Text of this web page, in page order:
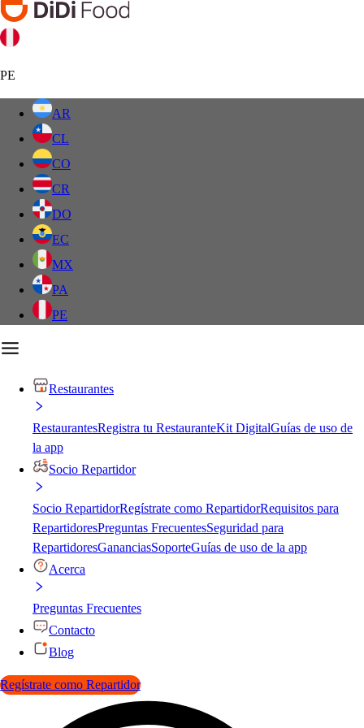
PE
AR
CL
CO
CR
DO
EC
MX
PA
PE
Restaurantes
RestaurantesRegistra tu RestauranteKit DigitalGuías de uso de
la app
Socio Repartidor
Socio RepartidorRegístrate como RepartidorRequisitos para
RepartidoresPreguntas FrecuentesSeguridad para
RepartidoresGananciasSoporteGuías de uso de la app
Acerca
Preguntas Frecuentes
Contacto
Blog
Regístrate como Repartidor